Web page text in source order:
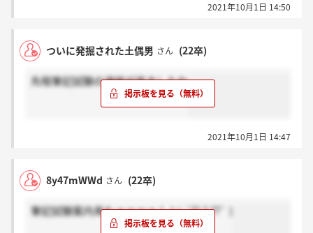
2021年10月1日 14:50
ついに発掘された土偶男 さん (22卒)
先程筆記試験の連絡が来ましたね
2021年10月1日 14:47
8y47mWWd さん (22卒)
筆記試験案内来たァァァァ！！( ´?? ? ??` )